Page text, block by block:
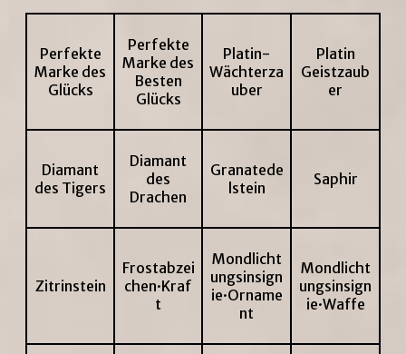
Perfekte
Marke des
Glücks
Perfekte
Marke des
Besten
Glücks
Platin-
Wächterza
uber
Platin
Geistzaub
er
Diamant
des Tigers
Diamant
des
Drachen
Granatede
lstein
Saphir
Zitrinstein
Frostabzei
chen·Kraf
t
Mondlicht
ungsinsign
ie·Orname
nt
Mondlicht
ungsinsign
ie·Waffe